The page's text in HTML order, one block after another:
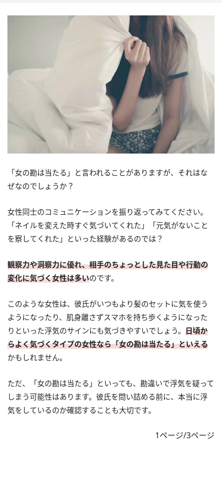
「女の勘は当たる」と言われることがありますが、それはな
ぜなのでしょうか？
女性同士のコミュニケーションを振り返ってみてください。
「ネイルを変えた時すぐ気づいてくれた」「元気がないこと
を察してくれた」といった経験があるのでは？
観察力や洞察力に優れ、相手のちょっとした見た目や行動の
変化に気づく女性は多いのです。
このような女性は、彼氏がいつもより髪のセットに気を使う
ようになったり、肌身離さずスマホを持ち歩くようになった
りといった浮気のサインにも気づきやすいでしょう。 日頃か
らよく気づくタイプの女性なら「女の勘は当たる」といえる
かもしれません。
ただ、「女の勘は当たる」といっても、勘違いで浮気を疑って
しまう可能性はあります。彼氏を問い詰める前に、本当に浮
気をしているのか確認することも大切です。
1ページ/3ページ